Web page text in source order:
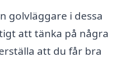
golvläggare i dessa
att tänka på några
att du får bra